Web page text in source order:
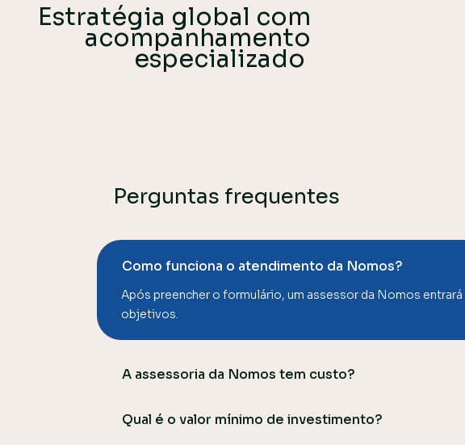
Estratégia global com
acompanhamento
especializado
Perguntas frequentes
Como funciona o atendimento da Nomos?
Após preencher o formulário, um assessor da Nomos entrará
objetivos.
A assessoria da Nomos tem custo?
Qual é o valor mínimo de investimento?